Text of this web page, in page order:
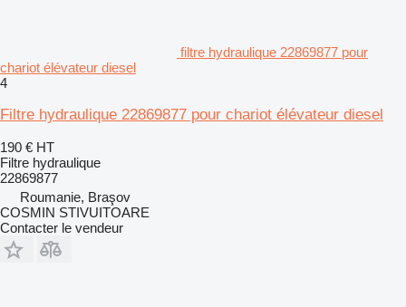
filtre hydraulique 22869877 pour
chariot élévateur diesel
4
Filtre hydraulique 22869877 pour chariot élévateur diesel
190 € HT
Filtre hydraulique
22869877
Roumanie, Braşov
COSMIN STIVUITOARE
Contacter le vendeur